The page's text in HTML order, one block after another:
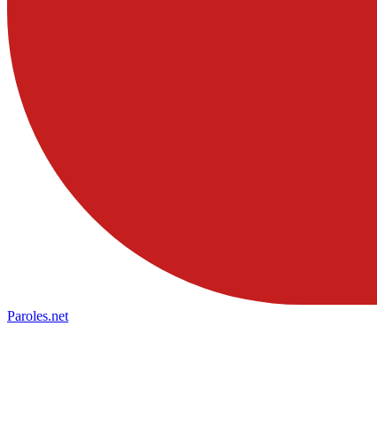
Paroles.net